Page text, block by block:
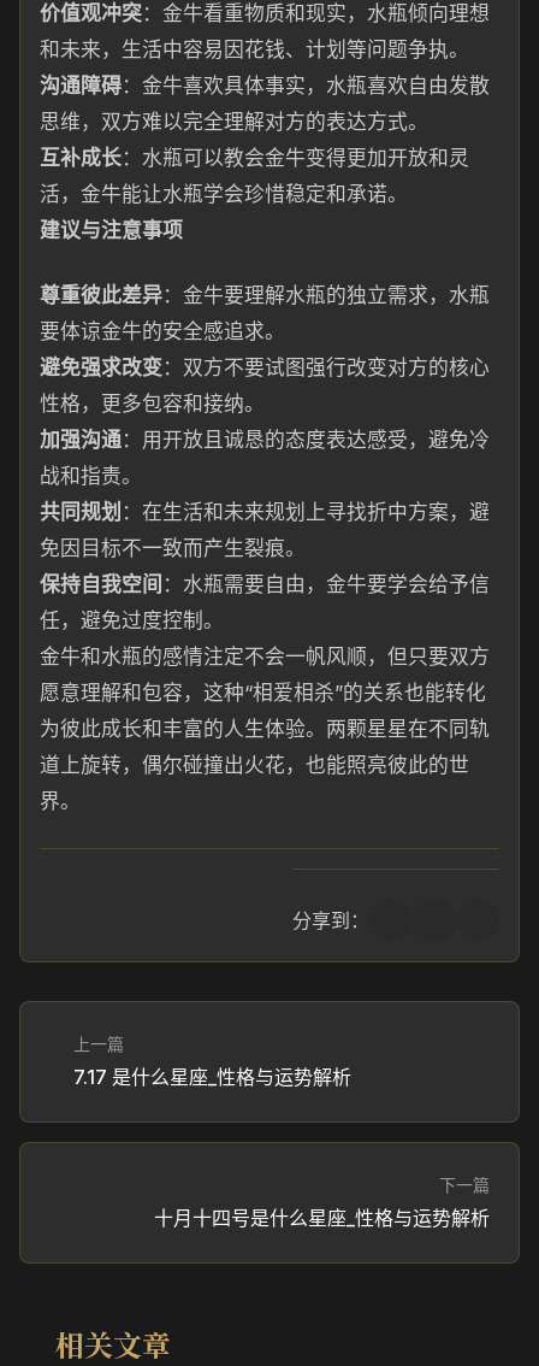
价值观冲突：金牛看重物质和现实，水瓶倾向理想
和未来，生活中容易因花钱、计划等问题争执。
沟通障碍：金牛喜欢具体事实，水瓶喜欢自由发散
思维，双方难以完全理解对方的表达方式。
互补成长：水瓶可以教会金牛变得更加开放和灵
活，金牛能让水瓶学会珍惜稳定和承诺。
建议与注意事项
尊重彼此差异：金牛要理解水瓶的独立需求，水瓶
要体谅金牛的安全感追求。
避免强求改变：双方不要试图强行改变对方的核心
性格，更多包容和接纳。
加强沟通：用开放且诚恳的态度表达感受，避免冷
战和指责。
共同规划 ：在生活和未来规划上寻找折中方案，避
免因目标不一致而产生裂痕。
保持自我空间 ：水瓶需要自由，金牛要学会给予信
任，避免过度控制。
金牛和水瓶的感情注定不会一帆风顺，但只要双方
愿意理解和包容，这种“相爱相杀”的关系也能转化
为彼此成长和丰富的人生体验。两颗星星在不同轨
道上旋转，偶尔碰撞出火花，也能照亮彼此的世
界。
分享到：
上一篇
7.17 是什么星座_性格与运势解析
下一篇
十月十四号是什么星座_性格与运势解析
相关文章